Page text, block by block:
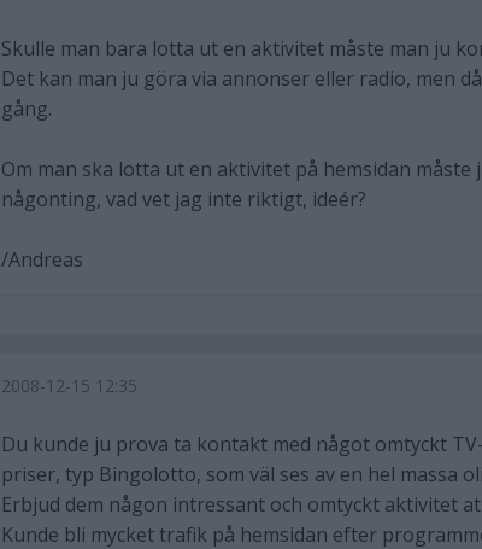
Skulle man bara lotta ut en aktivitet måste man ju
Det kan man ju göra via annonser eller radio, men
gång.
Om man ska lotta ut en aktivitet på hemsidan
någonting, vad vet jag inte riktigt, ideér?
/Andreas
2008-12-15 12:35
Du kunde ju prova ta kontakt med något omtyckt
priser, typ Bingolotto, som väl ses av en hel massa
Erbjud dem någon intressant och omtyckt aktivitet
Kunde bli mycket trafik på hemsidan efter